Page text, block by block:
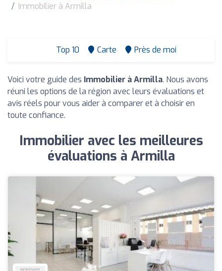
Immobilier à Armilla
Top 10 Carte Près de moi
Voici votre guide des Immobilier à Armilla. Nous avons
réuni les options de la région avec leurs évaluations et
avis réels pour vous aider à comparer et à choisir en
toute confiance.
Immobilier avec les meilleures
évaluations à Armilla